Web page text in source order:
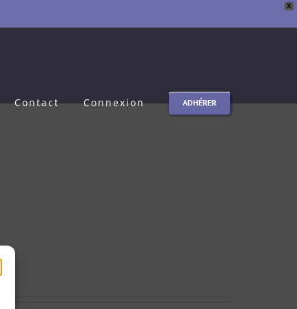
X
Contact Connexion ADHÉRER